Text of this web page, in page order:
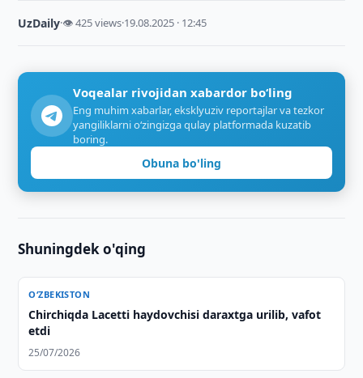
UzDaily·👁 425 views·19.08.2025 · 12:45
Voqealar rivojidan xabardor bo‘ling
Eng muhim xabarlar, eksklyuziv reportajlar va tezkor
yangiliklarni o‘zingizga qulay platformada kuzatib
boring.
Obuna bo'ling
Shuningdek o'qing
O‘ZBEKISTON
Chirchiqda Lacetti haydovchisi daraxtga urilib, vafot
etdi
25/07/2026